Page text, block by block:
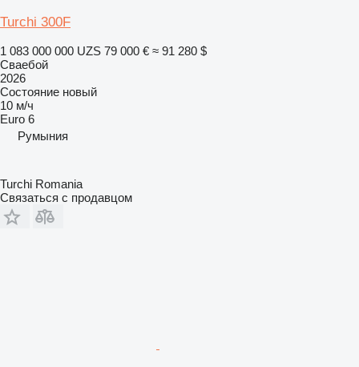
Turchi 300F
1 083 000 000 UZS 79 000 € ≈ 91 280 $
Сваебой
2026
Состояние новый
10 м/ч
Euro 6
Румыния
Turchi Romania
Связаться с продавцом